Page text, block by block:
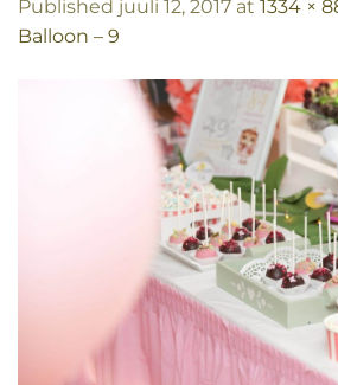
Published juuli 12, 2017 at 1334 ×
Balloon – 9